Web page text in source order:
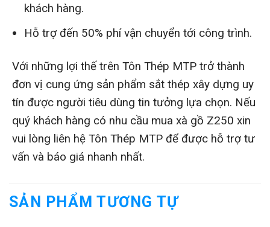
khách hàng.
Hỗ trợ đến 50% phí vận chuyển tới công trình.
Với những lợi thế trên Tôn Thép MTP trở thành
đơn vị cung ứng sản phẩm sắt thép xây dựng uy
tín được người tiêu dùng tin tưởng lựa chọn. Nếu
quý khách hàng có nhu cầu mua xà gồ Z250 xin
vui lòng liên hệ Tôn Thép MTP để được hỗ trợ tư
vấn và báo giá nhanh nhất.
SẢN PHẨM TƯƠNG TỰ